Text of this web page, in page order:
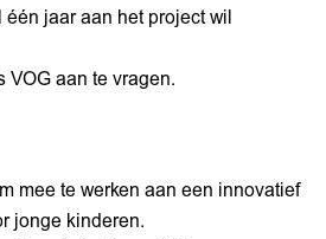
jaar aan het project wil
VOG aan te vragen.
mee te werken aan een innovatief
jonge kinderen.